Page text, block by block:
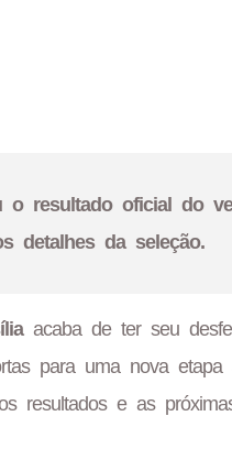
resultado oficial do
detalhes da seleção.
acaba de ter seu
para uma nova etapa
resultados e as